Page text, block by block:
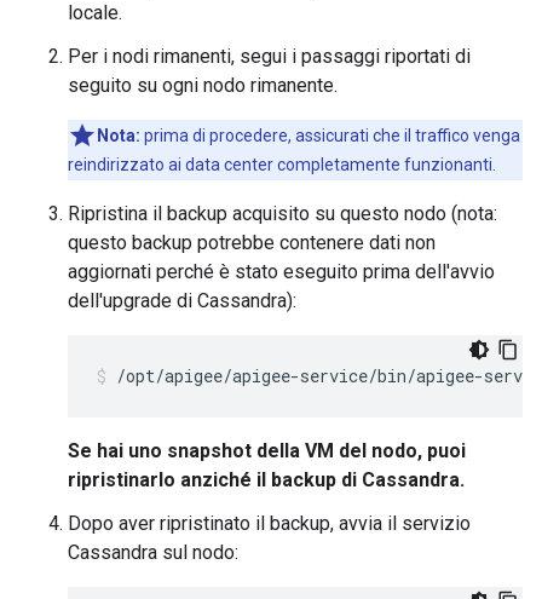
locale.
Per i nodi rimanenti, segui i passaggi riportati di
seguito su ogni nodo rimanente.
Nota: prima di procedere, assicurati che il traffico venga
reindirizzato ai data center completamente funzionanti.
Ripristina il backup acquisito su questo nodo (nota:
questo backup potrebbe contenere dati non
aggiornati perché è stato eseguito prima dell'avvio
dell'upgrade di Cassandra):
/opt/apigee/apigee-service/bin/apigee-
Se hai uno snapshot della VM del nodo, puoi
ripristinarlo anziché il backup di Cassandra.
Dopo aver ripristinato il backup, avvia il servizio
Cassandra sul nodo: